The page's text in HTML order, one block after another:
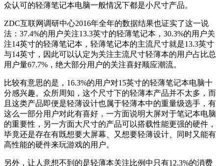
众认可的轻薄笔记本电脑一般情况下都是小尺寸产品。
ZDC互联网调研中心2016年全年的数据结果也证实了这一说
法：37.4%的用户关注13.3英寸的轻薄笔记本，30.3%的用户关
注14英寸的轻薄笔记本，轻薄笔记本的主流尺寸就是13.3英寸
与14英寸，因此可以认定为关注主流尺寸轻薄本的用户占比总
用户量67.7%，绝大部分用户的关注喜好顺应潮流。
比较有意思的是，16.3%的用户对15英寸的轻薄笔记本电脑十
分感兴趣。众所周知，这个尺寸下的轻薄本产品并不太多，而
且这类产品即便是轻薄设计也属于轻薄本中的重量级选手，有
这么一部分用户对此有喜好，一方面说明大屏对于笔记本电脑
的重要性，另一方面大尺寸的产品可以搭载性能更强的硬件，
毕竟还是存在有既想要大屏幕、又想要轻薄设计、同时又能有
高性能的硬件来玩游戏的用户。
另外，让人意想不到的是轻薄本关注比例中只有12.3%的消费